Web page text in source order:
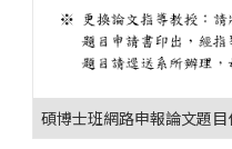
碩博士班網路申報論文題目